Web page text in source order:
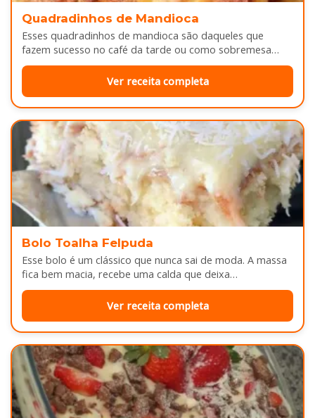
Quadradinhos de Mandioca
Esses quadradinhos de mandioca são daqueles que
fazem sucesso no café da tarde ou como sobremesa
depois do almoço. Por…
Ver receita completa
Bolo Toalha Felpuda
Esse bolo é um clássico que nunca sai de moda. A massa
fica bem macia, recebe uma calda que deixa…
Ver receita completa